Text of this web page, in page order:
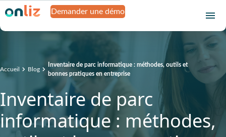
Demander une démo
Accueil Blog
Inventaire de parc informatique : méthodes, outils et
bonnes pratiques en entreprise
Inventaire de parc
informatique : méthodes,